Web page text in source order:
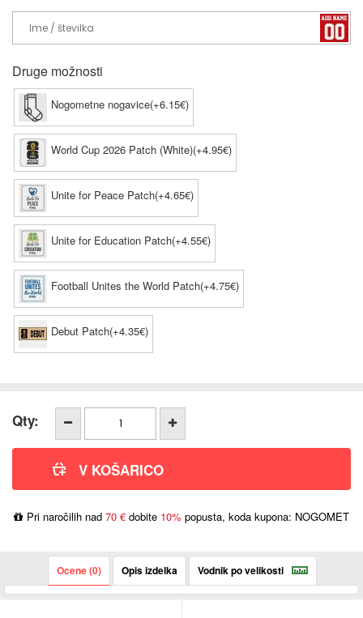
Druge možnosti
Nogometne nogavice(+6.15€)
World Cup 2026 Patch (White)(+4.95€)
Unite for Peace Patch(+4.65€)
Unite for Education Patch(+4.55€)
Football Unites the World Patch(+4.75€)
Debut Patch(+4.35€)
Qty:
Pri naročilih nad 70 € dobite 10% popusta, koda kupona: NOGOMET
Ocene (0) Opis izdelka Vodnik po velikosti